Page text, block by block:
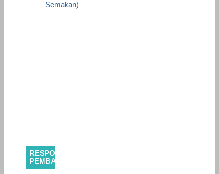
Semakan)
RESPONS
PEMBACA